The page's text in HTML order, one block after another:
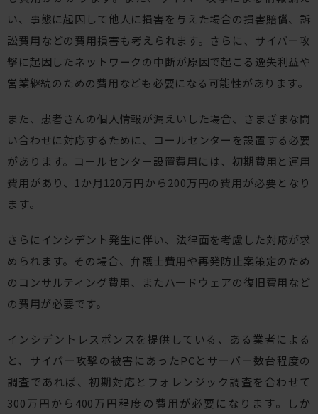
い、事態に起因して他人に損害を与えた場合の損害賠償、訴
訟費用などの費用損害も考えられます。さらに、サイバー攻
撃に起因したネットワークの中断が原因で起こる逸失利益や
営業継続のための費用なども必要になる可能性があります。
また、患者さんの個人情報が漏えいした場合、さまざまな問
い合わせに対応するために、コールセンターを設置する必要
があります。コールセンター設置費用には、初期費用と運用
費用があり、1か月120万円から200万円の費用が必要となり
ます。
さらにインシデント発生に伴い、法律面を考慮した対応が求
められます。その場合、弁護士費用や再発防止案策定のため
のコンサルティング費用、またハードウェアの復旧費用など
の費用が必要です。
インシデントレスポンスを提供している、ある業者による
と、サイバー攻撃の被害にあったPCとサーバー数台程度の
調査であれば、初期対応とフォレンジック調査を合わせて
300万円から400万円程度の費用が必要になります。しか